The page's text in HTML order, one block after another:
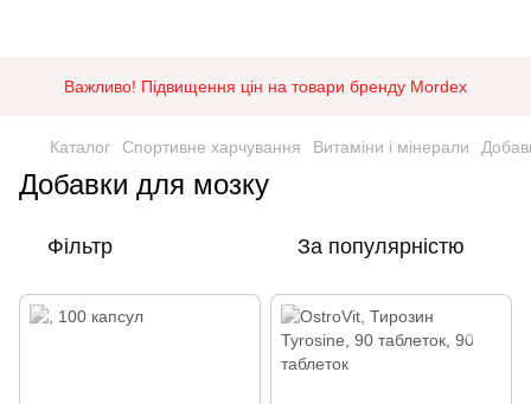
Важливо! Підвищення цін на товари бренду Mordex
Каталог Спортивне харчування Витаміни і мінерали
Добавки для мозку
Фільтр За популярністю